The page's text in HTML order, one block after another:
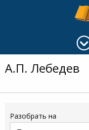
А.П. Лебедев
Разобрать на